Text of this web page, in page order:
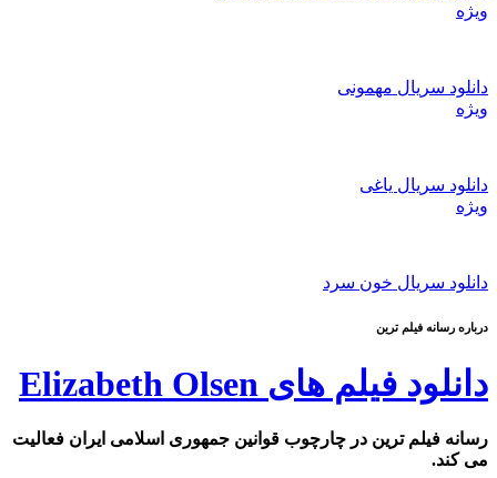
ویژه
دانلود سریال مهمونی
ویژه
دانلود سریال یاغی
ویژه
دانلود سریال خون سرد
درباره رسانه فیلم ترین
دانلود فیلم های Elizabeth Olsen
رسانه فیلم ترین در چارچوب قوانین جمهوری اسلامی ایران فعالیت
می کند.